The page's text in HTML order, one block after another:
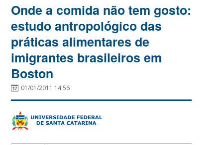
Onde a comida não tem gosto:
estudo antropológico das
práticas alimentares de
imigrantes brasileiros em
Boston
01/01/2011 14:56